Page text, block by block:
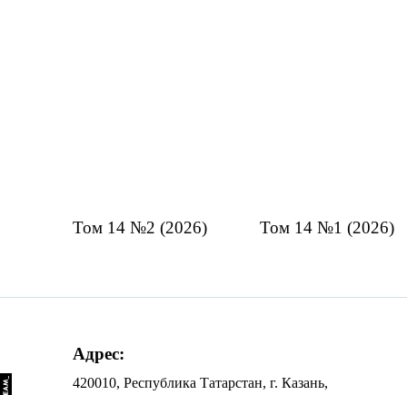
Том 14 №2 (2026) Том 14 №1 (2026)
Адрес:
420010, Республика Татарстан, г. Казань,